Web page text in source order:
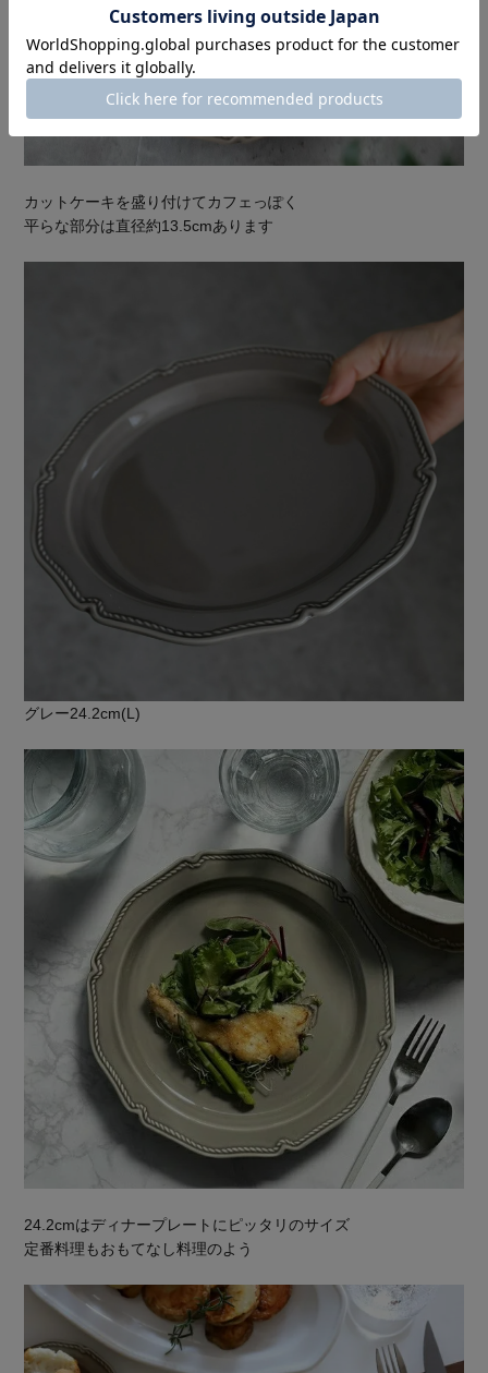
カットケーキを盛り付けてカフェっぽく
平らな部分は直径約13.5cmあります
グレー24.2cm(L)
24.2cmはディナープレートにピッタリのサイズ
定番料理もおもてなし料理のよう